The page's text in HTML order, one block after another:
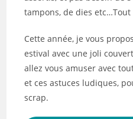
tampons, de dies
Cette année, je vous
estival avec une joli
allez vous amuser avec
et ces astuces ludiques,
scrap.